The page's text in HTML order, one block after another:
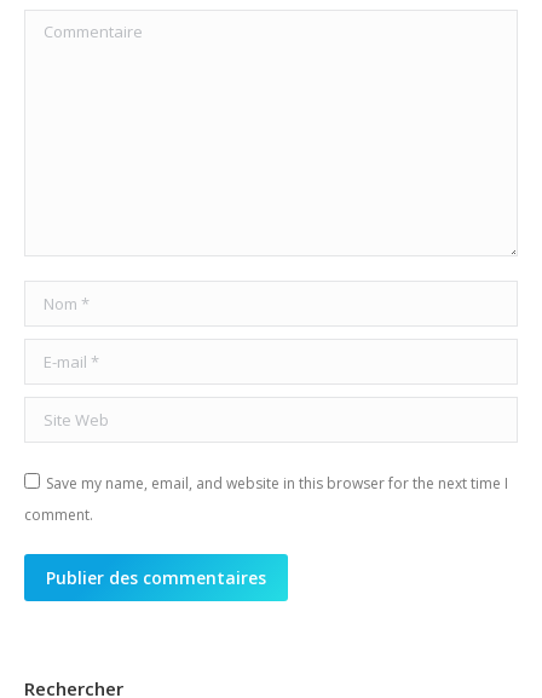
Commentaire
Nom *
E-mail *
Site Web
Save my name, email, and website in this browser for the next time I
comment.
Publier des commentaires
Rechercher